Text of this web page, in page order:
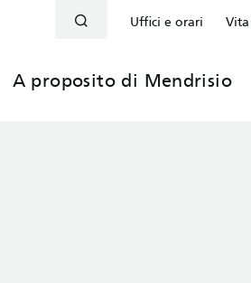
Uffici e orari
A proposito di Mendrisio